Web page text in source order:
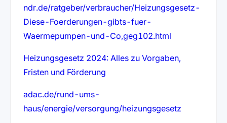
ndr.de/ratgeber/verbraucher/Heizungsgesetz-
Diese-Foerderungen-gibts-fuer-
Waermepumpen-und-Co,geg102.html
Heizungsgesetz 2024: Alles zu Vorgaben,
Fristen und Förderung
adac.de/rund-ums-
haus/energie/versorgung/heizungsgesetz